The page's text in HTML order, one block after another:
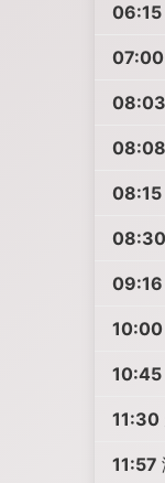
06:15
07:00
08:03
08:08
08:15
08:30
09:16
10:00
10:45
11:30
11:57